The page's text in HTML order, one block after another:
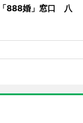
888婚」窓口 八